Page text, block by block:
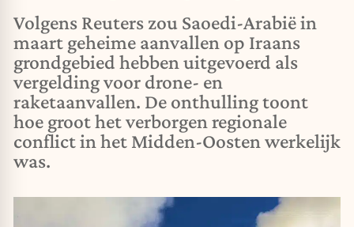
Volgens Reuters zou Saoedi-Arabië in
maart geheime aanvallen op Iraans
grondgebied hebben uitgevoerd als
vergelding voor drone- en
raketaanvallen. De onthulling toont
hoe groot het verborgen regionale
conflict in het Midden-Oosten werkelijk
was.